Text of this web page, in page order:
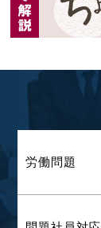
労働問題